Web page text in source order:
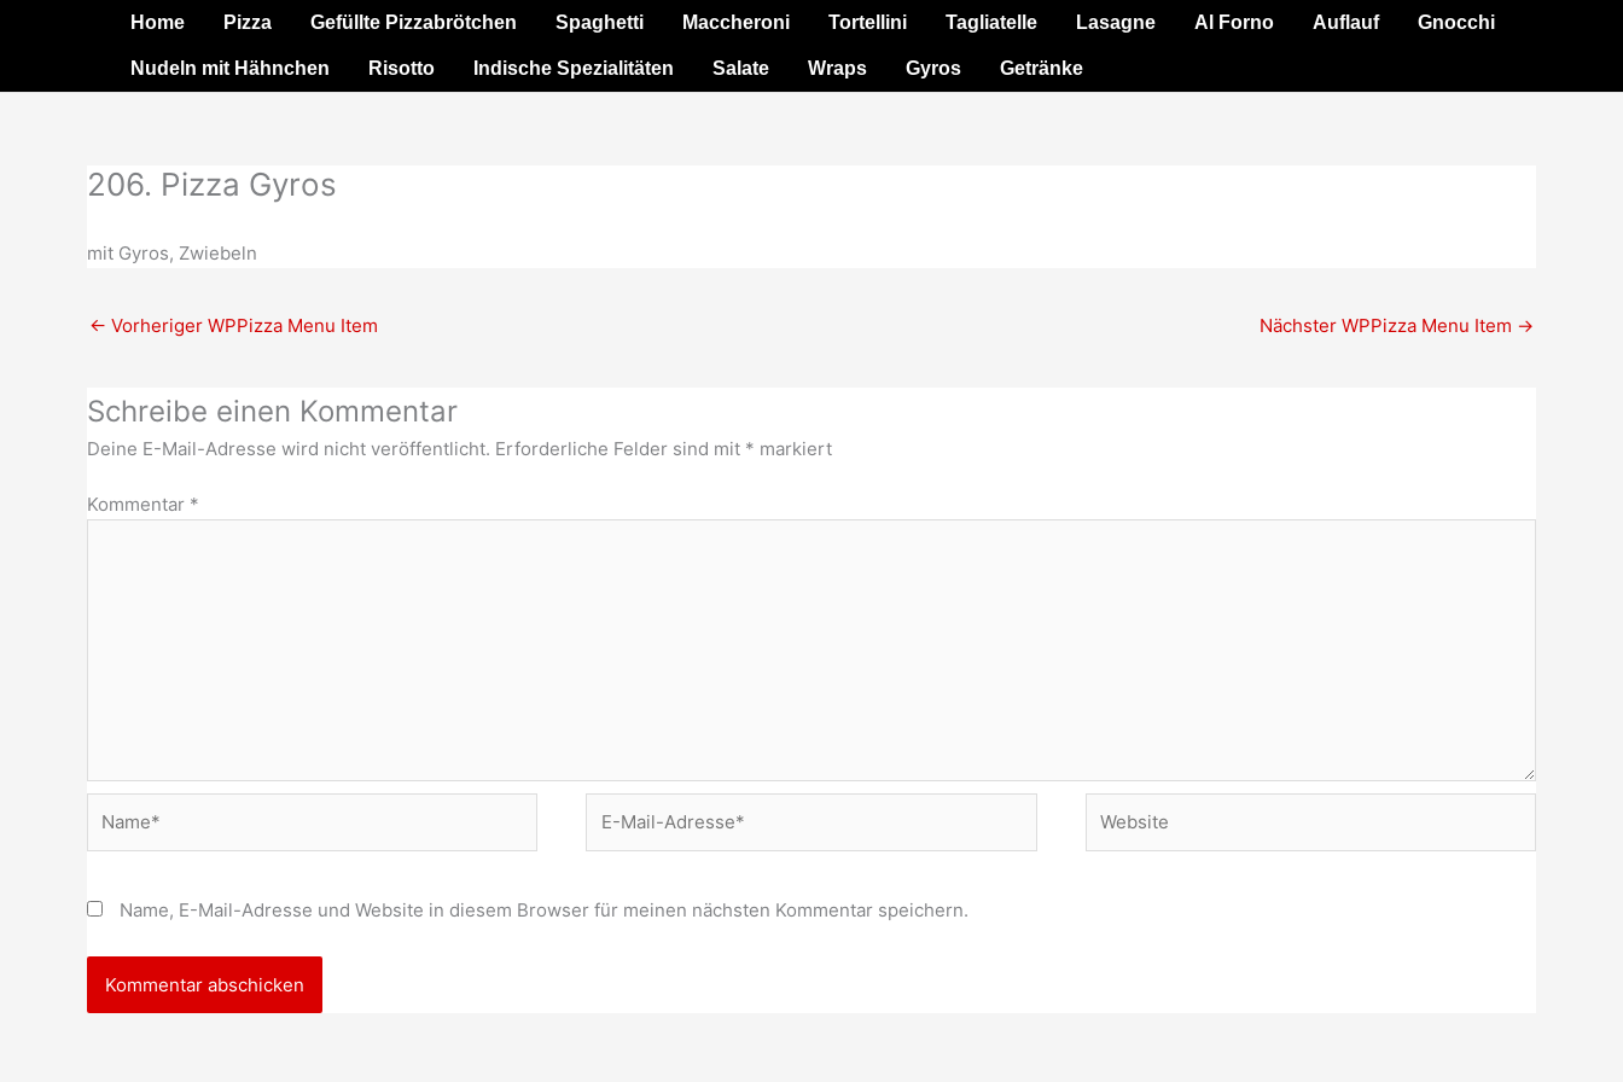
Home Pizza Gefüllte Pizzabrötchen Spaghetti Maccheroni Tortellini Tagliatelle Lasagne Al Forno Auflauf Gnocchi
Nudeln mit Hähnchen Risotto Indische Spezialitäten Salate Wraps Gyros Getränke
206. Pizza Gyros
mit Gyros, Zwiebeln
← Vorheriger WPPizza Menu Item Nächster WPPizza Menu Item →
Schreibe einen Kommentar
Deine E-Mail-Adresse wird nicht veröffentlicht. Erforderliche Felder sind mit * markiert
Kommentar *
Mail-
Name, E-Mail-Adresse und Website in diesem Browser für meinen nächsten Kommentar speichern.